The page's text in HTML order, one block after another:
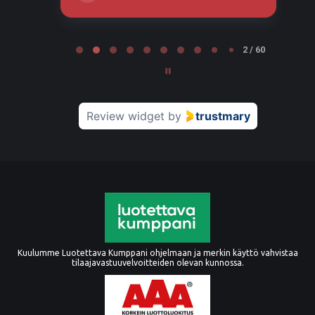
2 / 60
Review widget by trustmary
Kuulumme Luotettava Kumppani ohjelmaan ja merkin käyttö vahvistaa
tilaajavastuuvelvoitteiden olevan kunnossa.